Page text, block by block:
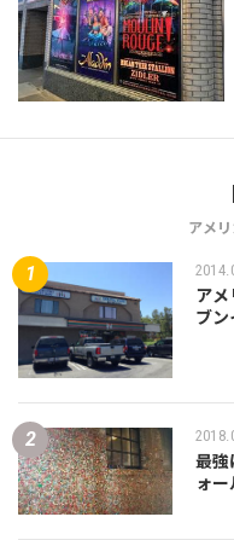
アメ
ア
ブ
最
ォ